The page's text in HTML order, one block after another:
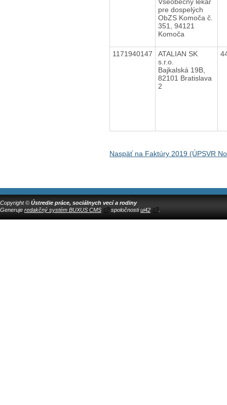
pre dospelých
ObZS Komoča č.
351, 94121
Komoča
1171940147
ATALIAN SK
s.r.o.
Bajkalská 19B,
82101 Bratislava
2
Naspäť na Faktúry 2019 (ÚPSVR
Copyright © Ústredie práce, sociálnych vecí a rodiny
Generuje redakčný systém BUXUS CMS spoločnostiui42